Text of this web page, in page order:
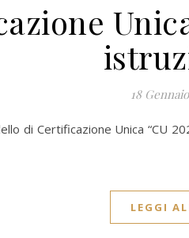
18
di Certificazione Unica “CU
LEGGI